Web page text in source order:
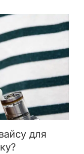
для